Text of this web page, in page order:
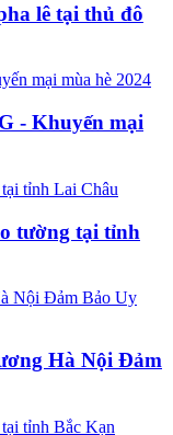
lê tại thủ đô
- Khuyến mại
tường tại tỉnh
Hà Nội Đảm